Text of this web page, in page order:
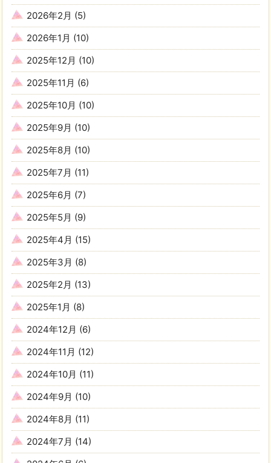
2026年2月 (5)
2026年1月 (10)
2025年12月 (10)
2025年11月 (6)
2025年10月 (10)
2025年9月 (10)
2025年8月 (10)
2025年7月 (11)
2025年6月 (7)
2025年5月 (9)
2025年4月 (15)
2025年3月 (8)
2025年2月 (13)
2025年1月 (8)
2024年12月 (6)
2024年11月 (12)
2024年10月 (11)
2024年9月 (10)
2024年8月 (11)
2024年7月 (14)